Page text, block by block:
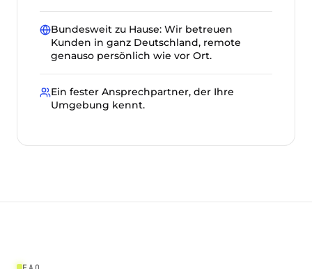
Bundesweit zu Hause: Wir betreuen
Kunden in ganz Deutschland, remote
genauso persönlich wie vor Ort.
Ein fester Ansprechpartner, der Ihre
Umgebung kennt.
FAQ